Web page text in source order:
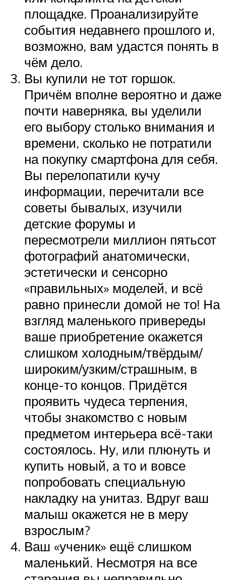
площадке. Проанализируйте
события недавнего прошлого и,
возможно, вам удастся понять в
чём дело.
Вы купили не тот горшок.
Причём вполне вероятно и даже
почти наверняка, вы уделили
его выбору столько внимания и
времени, сколько не потратили
на покупку смартфона для себя.
Вы перелопатили кучу
информации, перечитали все
советы бывалых, изучили
детские форумы и
пересмотрели миллион пятьсот
фотографий анатомически,
эстетически и сенсорно
«правильных» моделей, и всё
равно принесли домой не то! На
взгляд маленького привереды
ваше приобретение окажется
слишком холодным/твёрдым/
широким/узким/страшным, в
конце-то концов. Придётся
проявить чудеса терпения,
чтобы знакомство с новым
предметом интерьера всё-таки
состоялось. Ну, или плюнуть и
купить новый, а то и вовсе
попробовать специальную
накладку на унитаз. Вдруг ваш
малыш окажется не в меру
взрослым?
Ваш «ученик» ещё слишком
маленький. Несмотря на все